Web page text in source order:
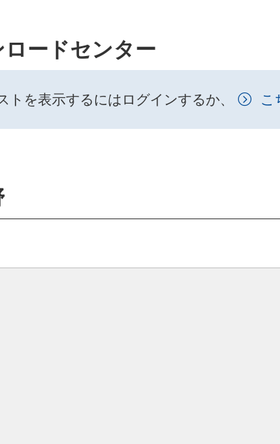
ードセンター
を表示するにはログインするか、 こ